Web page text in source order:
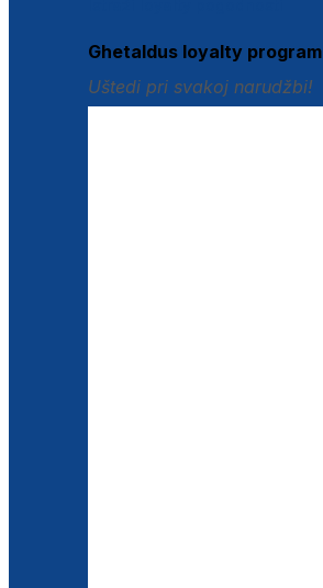
Ghetaldus loyalty program
Uštedi pri svakoj narudžbi!